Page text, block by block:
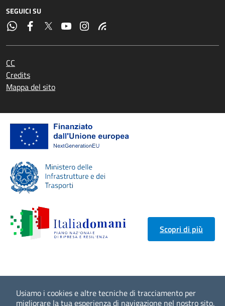
Usiamo i cookies e altre tecniche di tracciamento per
migliorare la tua esperienza di navigazione nel nostro sito,
SEGUICI SU
CC
Credits
Mappa del sito
Scopri di più